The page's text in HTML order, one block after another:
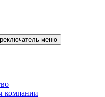
меню
компании